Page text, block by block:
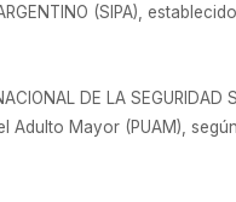
(SIPA),
DE LA SEGURIDAD
Adulto Mayor (PUAM),